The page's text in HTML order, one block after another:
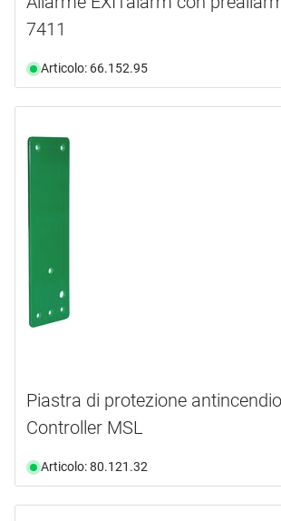
7411
Articolo: 66.152.95
Piastra di protezione
Controller MSL
Articolo: 80.121.32